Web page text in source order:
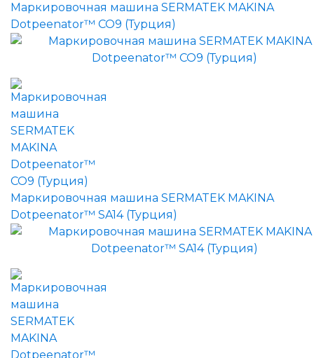
Маркировочная машина SERMATEK MAKINA
Dotpeenator™ CO9 (Турция)
Маркировочная машина SERMATEK MAKINA
Dotpeenator™ SA14 (Турция)